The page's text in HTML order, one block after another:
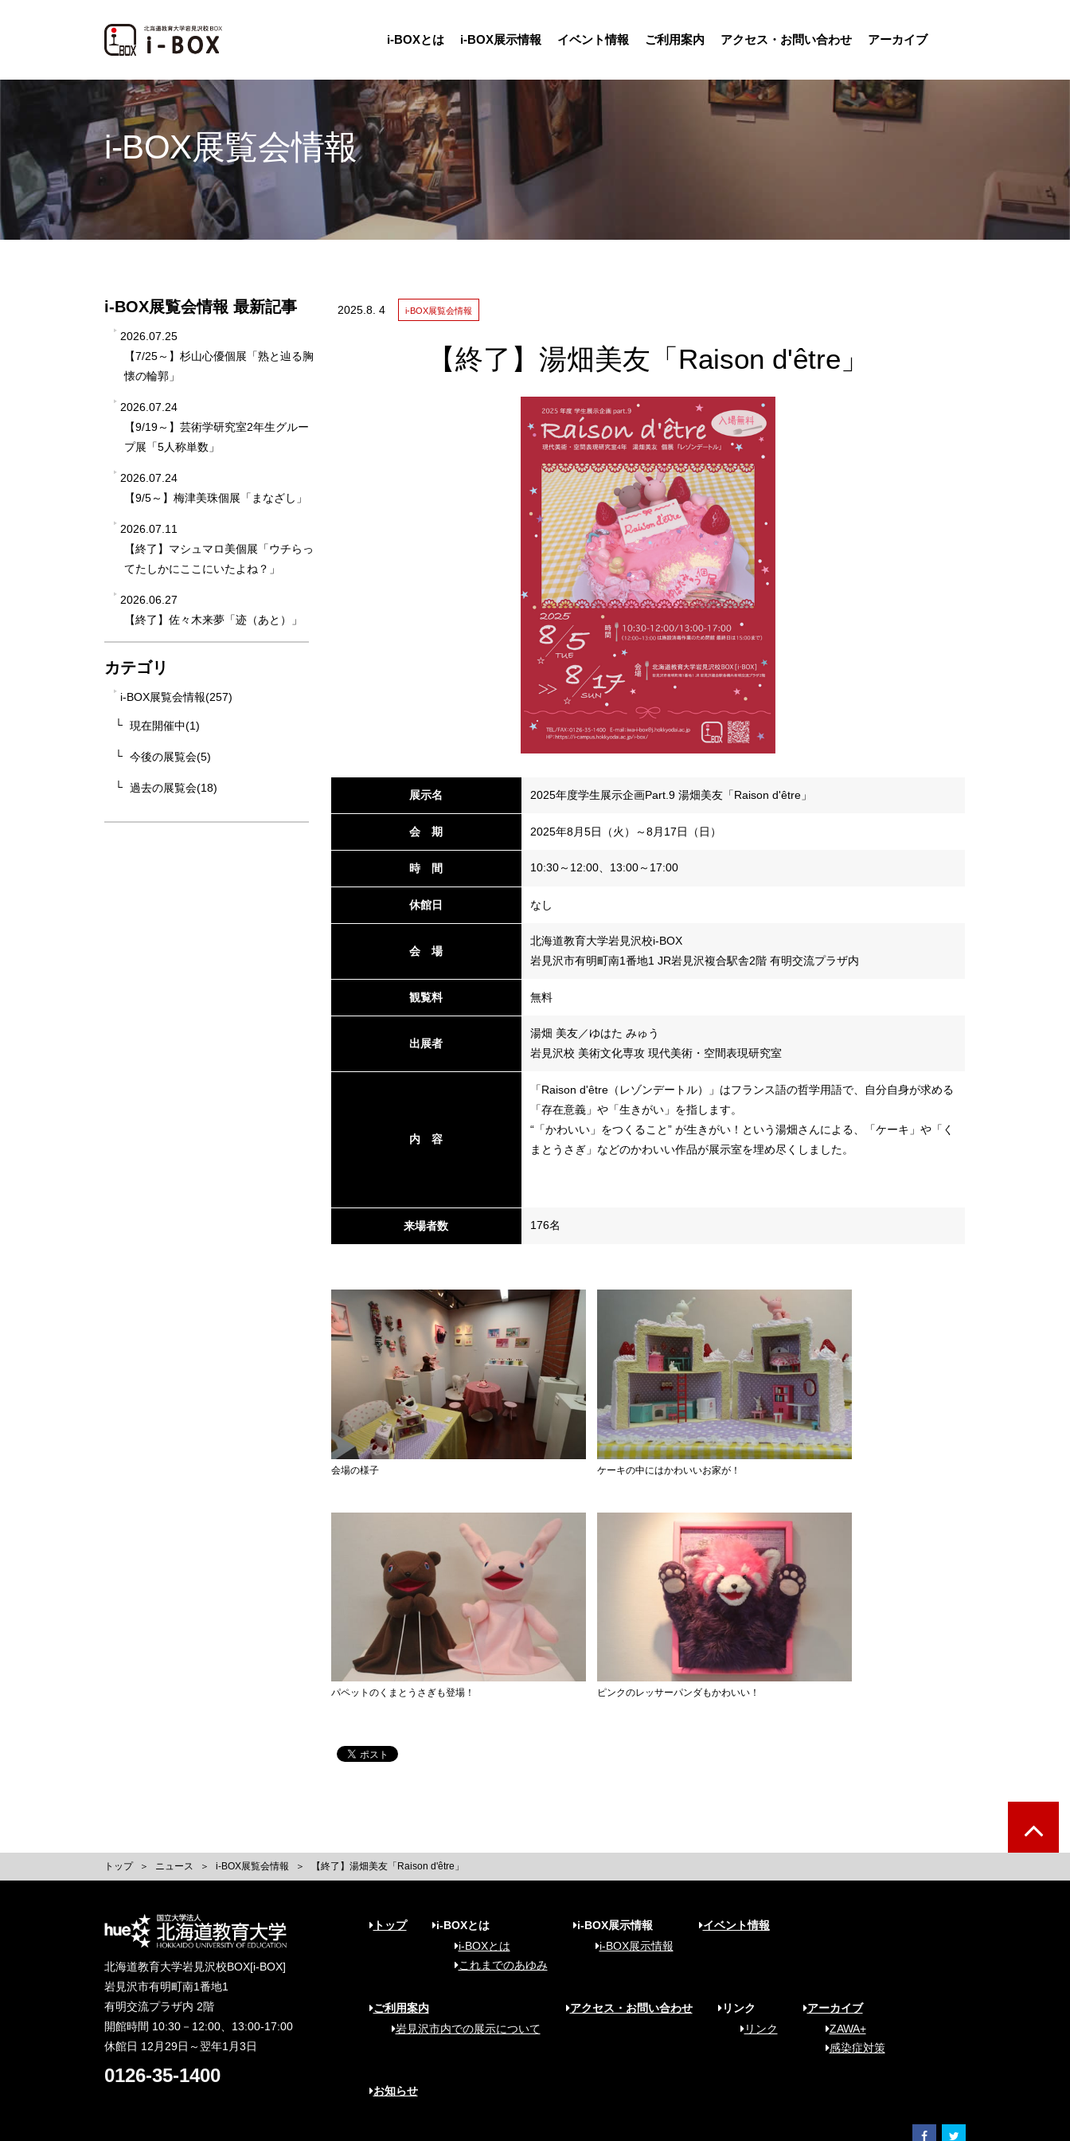
i-BOXとは i-BOX展示情報 イベント情報 ご利用案内 アクセス・お問い合わせ アーカイブ
i-BOX展覧会情報
2025. 8. 4 i-BOX展覧会情報
【終了】湯畑美友「Raison d'être」
展示名 2025年度学生展示企画Part.9 湯畑美友「Raison d'être」
会 期 2025年8月5日（火）～8月17日（日）
時 間 10:30～12:00、13:00～17:00
休館日 なし
会 場
北海道教育大学岩見沢校i-BOX
岩見沢市有明町南1番地1 JR岩見沢複合駅舎2階 有明交流プラザ内
観覧料 無料
出展者
湯畑 美友／ゆはた みゅう
岩見沢校 美術文化専攻 現代美術・空間表現研究室
内 容
「Raison d'être（レゾンデートル）」はフランス語の哲学用語で、自分自身が求める
「存在意義」や「生きがい」を指します。
“「かわいい」をつくること” が生きがい！という湯畑さんによる、「ケーキ」や「く
まとうさぎ」などのかわいい作品が展示室を埋め尽くしました。
来場者数 176名
会場の様子 ケーキの中にはかわいいお家が！
パペットのくまとうさぎも登場！ ピンクのレッサーパンダもかわいい！
i-BOX展覧会情報 最新記事
2026.07.25
【7/25～】杉山心優個展「熟と辿る胸
懐の輪郭」
2026.07.24
【9/19～】芸術学研究室2年生グルー
プ展「5人称単数」
2026.07.24
【9/5～】梅津美珠個展「まなざし」
2026.07.11
【終了】マシュマロ美個展「ウチらっ
てたしかにここにいたよね？」
2026.06.27
【終了】佐々木来夢「迹（あと）」
カテゴリ
i-BOX展覧会情報(257)
現在開催中(1)
今後の展覧会(5)
過去の展覧会(18)
トップ ニュース i-BOX展覧会情報 【終了】湯畑美友「Raison d'être」
北海道教育大学岩見沢校BOX[i-BOX]
岩見沢市有明町南1番地1
有明交流プラザ内 2階
開館時間 10:30－12:00、13:00-17:00
休館日 12月29日～翌年1月3日
0126-35-1400
トップ
i-BOXとは
i-BOXとは
これまでのあゆみ
i-BOX展示情報
i-BOX展示情報
イベント情報
ご利用案内
岩見沢市内での展示について
アクセス・お問い合わせ
リンク
リンク
アーカイブ
ZAWA+
感染症対策
お知らせ